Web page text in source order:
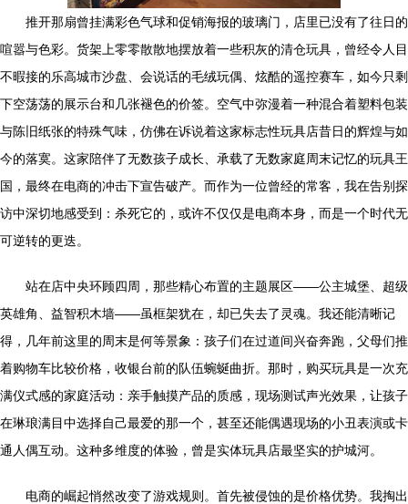
推开那扇曾挂满彩色气球和促销海报的玻璃门，店里已没有了往日的
喧嚣与色彩。货架上零零散散地摆放着一些积灰的清仓玩具，曾经令人目
不暇接的乐高城市沙盘、会说话的毛绒玩偶、炫酷的遥控赛车，如今只剩
下空荡荡的展示台和几张褪色的价签。空气中弥漫着一种混合着塑料包装
与陈旧纸张的特殊气味，仿佛在诉说着这家标志性玩具店昔日的辉煌与如
今的落寞。这家陪伴了无数孩子成长、承载了无数家庭周末记忆的玩具王
国，最终在电商的冲击下宣告破产。而作为一位曾经的常客，我在告别探
访中深切地感受到：杀死它的，或许不仅仅是电商本身，而是一个时代无
可逆转的更迭。
站在店中央环顾四周，那些精心布置的主题展区——公主城堡、超级
英雄角、益智积木墙——虽框架犹在，却已失去了灵魂。我还能清晰记
得，几年前这里的周末是何等景象：孩子们在过道间兴奋奔跑，父母们推
着购物车比较价格，收银台前的队伍蜿蜒曲折。那时，购买玩具是一次充
满仪式感的家庭活动：亲手触摸产品的质感，现场测试声光效果，让孩子
在琳琅满目中选择自己最爱的那一个，甚至还能偶遇现场的小丑表演或卡
通人偶互动。这种多维度的体验，曾是实体玩具店最坚实的护城河。
电商的崛起悄然改变了游戏规则。首先被侵蚀的是价格优势。我掏出